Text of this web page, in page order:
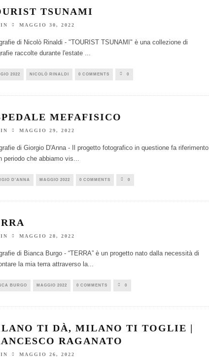
TSUNAMI
MAGGIO 30, 2022
di Nicolò Rinaldi - "TOURIST TSUNAMI" è una collezione di
raccolte durante l'estate ...
2022 NICOLÒ RINALDI 0 COMMENTS 0
MEFAFISICO
MAGGIO 29, 2022
di Giorgio D'Anna - Il progetto fotografico in questione fa riferimento
periodo che abbiamo vis...
D'ANNA MAGGIO 2022 0 COMMENTS 0
MAGGIO 28, 2022
di Bianca Burgo - “TERRA” è un progetto nato dalla necessità di
la mia terra attraverso la...
BURGO MAGGIO 2022 0 COMMENTS 0
TI DÀ, MILANO TI TOGLIE |
RAGANATO
MAGGIO 26, 2022